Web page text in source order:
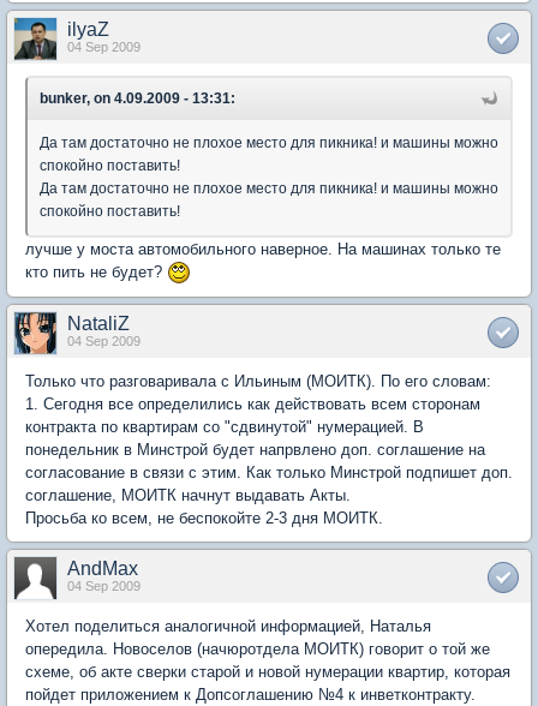
ilyaZ
04 Sep 2009
bunker, on 4.09.2009 - 13:31:
Да там достаточно не плохое место для пикника! и машины можно
спокойно поставить!
Да там достаточно не плохое место для пикника! и машины можно
спокойно поставить!
лучше у моста автомобильного наверное. На машинах только те
кто пить не будет?
NataliZ
04 Sep 2009
Только что разговаривала с Ильиным (МОИТК). По его словам:
1. Сегодня все определились как действовать всем сторонам
контракта по квартирам со "сдвинутой" нумерацией. В
понедельник в Минстрой будет напрвлено доп. соглашение на
согласование в связи с этим. Как только Минстрой подпишет доп.
соглашение, МОИТК начнут выдавать Акты.
Просьба ко всем, не беспокойте 2-3 дня МОИТК.
AndMax
04 Sep 2009
Хотел поделиться аналогичной информацией, Наталья
опередила. Новоселов (начюротдела МОИТК) говорит о той же
схеме, об акте сверки старой и новой нумерации квартир, которая
пойдет приложением к Допсоглашению №4 к инветконтракту.